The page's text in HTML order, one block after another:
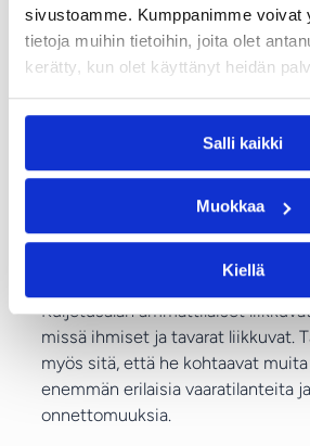
sivustoamme. Kumppanimme voivat
tietoja muihin tietoihin, joita olet
kerätty, kun olet käyttänyt heidän
Salli kaikki
Muokkaa
Kiellä
Tututkin toimintamallit voivat
epävarmoilta, jos edellisestä
kulunut useita vuosia. Siksi
päivitys auttaa palauttamaan
toimintatavat ja lisää varmuutta
jossa jokainen minuutti merkitsee.
Ammattikuljettaja
ensimmäinen
Kuljetusalan ammattilaiset
missä ihmiset ja tavarat liikkuvat.
myös sitä, että he kohtaavat
enemmän erilaisia vaaratilanteita ja
onnettomuuksia.